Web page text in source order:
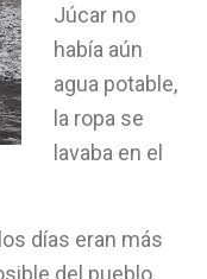
Júcar no
había aún
agua potable,
la ropa se
lavaba en el
días eran más
del pueblo,